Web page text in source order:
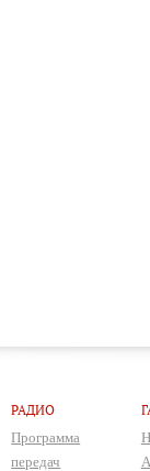
РАДИО
Программа
передач